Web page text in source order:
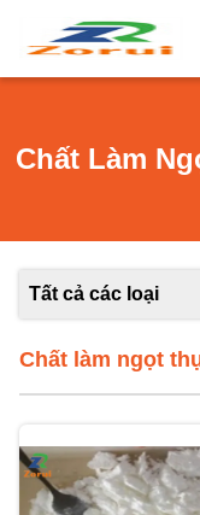
Chất Làm
Tất cả các loại
Chất làm ngọt